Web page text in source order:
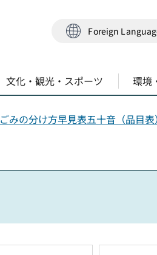
Foreign
文化・観光・スポーツ 環境
ごみの分け方早見表五十音（品目表）